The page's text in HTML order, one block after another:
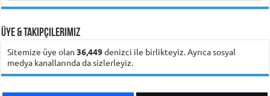
Üye & Takipçilerimiz
Sitemize üye olan36,449denizci ile birlikteyiz. Ayrıca sosyal
medya kanallarında da sizlerleyiz.